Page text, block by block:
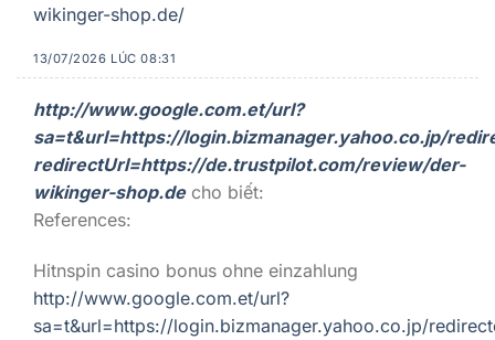
wikinger-shop.de/
13/07/2026 LÚC 08:31
http://www.google.com.et/url?
sa=t&url=https://login.bizmanager.yahoo.co.jp/
redirectUrl=https://de.trustpilot.com/review/der-
wikinger-shop.de cho biết:
References:
Hitnspin casino bonus ohne einzahlung
http://www.google.com.et/url?
sa=t&url=https://login.bizmanager.yahoo.co.jp/